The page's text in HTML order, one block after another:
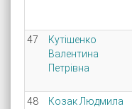
47
Кутішенко
Валентина
Петрівна
48
Козак Людмила